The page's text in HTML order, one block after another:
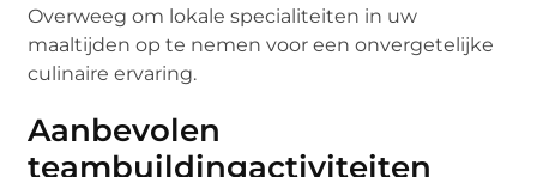
Overweeg om lokale specialiteiten in uw
maaltijden op te nemen voor een onvergetelijke
culinaire ervaring.
Aanbevolen
teambuildingactiviteiten